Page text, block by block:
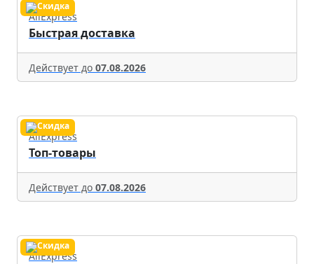
AliExpress
Быстрая доставка
Действует до 07.08.2026
AliExpress
Топ-товары
Действует до 07.08.2026
AliExpress